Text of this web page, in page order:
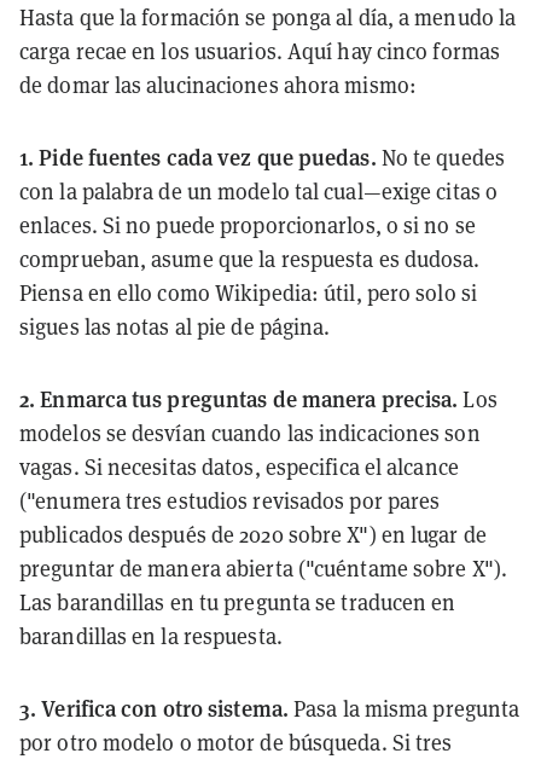
Hasta que la formación se ponga al día, a menudo la
carga recae en los usuarios. Aquí hay cinco formas
de domar las alucinaciones ahora mismo:
1. Pide fuentes cada vez que puedas. No te quedes
con la palabra de un modelo tal cual—exige citas o
enlaces. Si no puede proporcionarlos, o si no se
comprueban, asume que la respuesta es dudosa.
Piensa en ello como Wikipedia: útil, pero solo si
sigues las notas al pie de página.
2. Enmarca tus preguntas de manera precisa. Los
modelos se desvían cuando las indicaciones son
vagas. Si necesitas datos, especifica el alcance
("enumera tres estudios revisados por pares
publicados después de 2020 sobre X") en lugar de
preguntar de manera abierta ("cuéntame sobre X").
Las barandillas en tu pregunta se traducen en
barandillas en la respuesta.
3. Verifica con otro sistema. Pasa la misma pregunta
por otro modelo o motor de búsqueda. Si tres